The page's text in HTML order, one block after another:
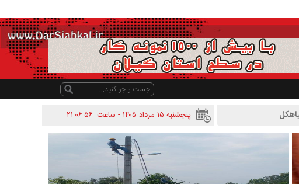
پنجشنبه ۱۵ مرداد ۱۴۰۵ - ساعت
۲۱:۰۶:۵۶